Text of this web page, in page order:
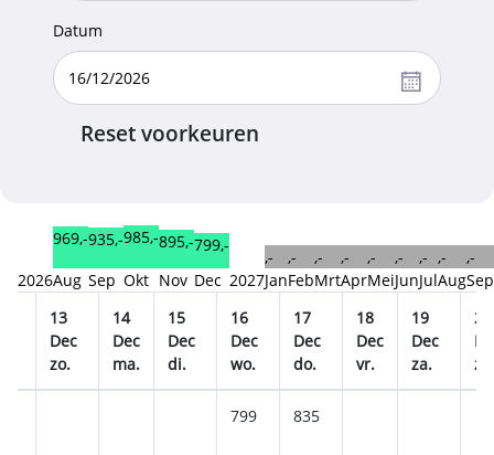
Datum
Reset voorkeuren
2026
969,-
Aug
935,-
Sep
985,-
Okt
895,-
Nov
799,-
Dec 2027
,-
Jan
,-
Feb
,-
Mrt
,-
Apr
,-
Mei
,-
Jun
,-
Jul
,-
Aug
,-
Sep
13
Dec
zo.
14
Dec
ma.
15
Dec
di.
16
Dec
wo.
17
Dec
do.
18
Dec
vr.
19
Dec
za.
20
zo.
799 835